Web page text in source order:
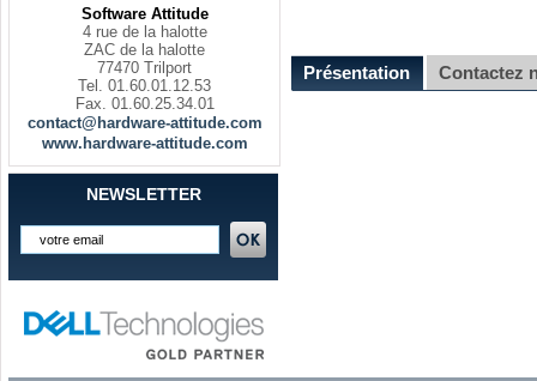
Software Attitude
4 rue de la halotte
ZAC de la halotte
77470 Trilport
Tel. 01.60.01.12.53
Fax. 01.60.25.34.01
contact@hardware-attitude.com
www.hardware-attitude.com
NEWSLETTER
Présentation Contactez